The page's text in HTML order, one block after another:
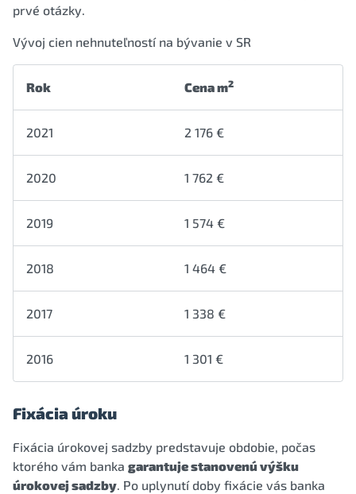
prvé otázky.
Vývoj cien nehnuteľností na bývanie v SR
Rok Cena m2
2021 2 176 €
2020 1 762 €
2019 1 574 €
2018 1 464 €
2017 1 338 €
2016 1 301 €
Fixácia úroku
Fixácia úrokovej sadzby predstavuje obdobie, počas
ktorého vám banka garantuje stanovenú výšku
úrokovej sadzby. Po uplynutí doby fixácie vás banka